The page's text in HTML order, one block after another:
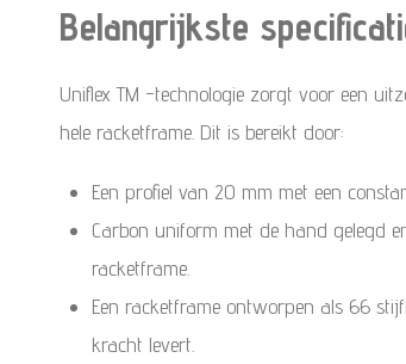
Belangrijkste
Uniflex TM -technologie zorgt voor een
hele racketframe. Dit is bereikt door:
Een profiel van 20 mm met een
Carbon uniform met de hand gelegd
racketframe.
Een racketframe ontworpen als 66
kracht levert.